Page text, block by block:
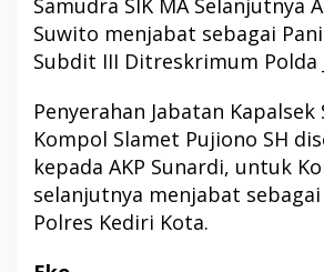
Suwito menjabat sebagai
Subdit III Ditreskrimum Polda
Penyerahan Jabatan
Kompol Slamet Pujiono SH
kepada AKP Sunardi, untuk
selanjutnya menjabat
Polres Kediri Kota.